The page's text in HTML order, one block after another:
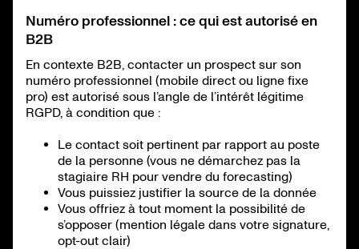
Numéro professionnel : ce qui est autorisé en
B2B
En contexte B2B, contacter un prospect sur son
numéro professionnel (mobile direct ou ligne fixe
pro) est autorisé sous l’angle de l’intérêt légitime
RGPD, à condition que :
Le contact soit pertinent par rapport au poste
de la personne (vous ne démarchez pas la
stagiaire RH pour vendre du forecasting)
Vous puissiez justifier la source de la donnée
Vous offriez à tout moment la possibilité de
s’opposer (mention légale dans votre signature,
opt-out clair)